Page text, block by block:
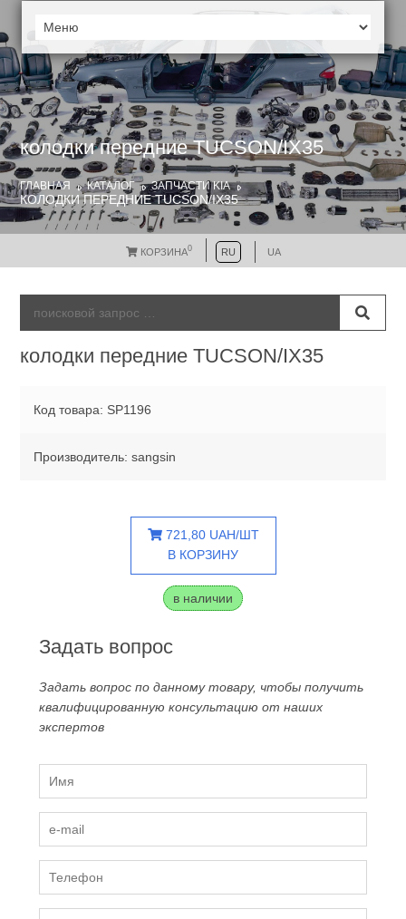
колодки передние TUCSON/IX35
ГЛАВНАЯ КАТАЛОГ ЗАПЧАСТИ KIA
КОЛОДКИ ПЕРЕДНИЕ TUCSON/IX35
КОРЗИНА0 RU UA
колодки передние TUCSON/IX35
Код товара: SP1196
Производитель: sangsin
721,80 UAH/ШТ
В КОРЗИНУ
в наличии
Задать вопрос
Задать вопрос по данному товару, чтобы получить
квалифицированную консультацию от наших
экспертов